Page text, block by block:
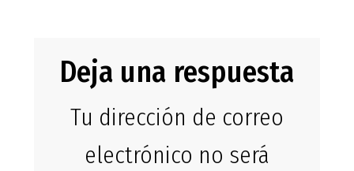
Deja una respuesta
Tu dirección de correo
electrónico no será